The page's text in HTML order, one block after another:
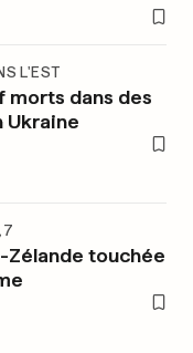
L'EST
morts dans des
Ukraine
Zélande touchée